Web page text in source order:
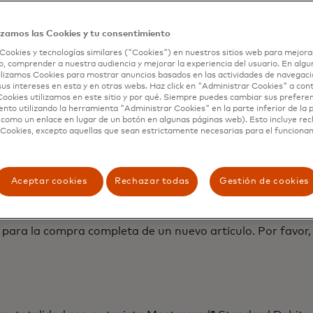
a un Tarjetahabiente Mastercard® Standard Debito,
la superficie de la tarjeta Mastercard® Standard
puede variar según el Emisor de la tarjeta. Para
Debito usted puede comprar confiado, sabiendo
protegidas en caso de Hurto o Daño Accidental
el recibo de la tienda).
Standard Debito.
la compra completa de un nuevo artículo. Por
las Cookies y tu consentimiento
y tecnologías similares ("Cookies") en nuestros sitios web para
comprender a nuestra audiencia y mejorar la experiencia del usuario. En
Cookies para mostrar anuncios basados ​​en las actividades de
intereses en esta y en otras webs. Haz click en "Administrar Cookies" a
utilizamos en este sitio y por qué. Siempre puedes cambiar sus
utilizando la herramienta "Administrar Cookies" en la parte inferior de la
un enlace en lugar de un botón en algunas páginas web). Esto incluye
excepto aquellas que sean estrictamente necesarias para el
Aceptar cookies Rechazar todas Gestión de cookies